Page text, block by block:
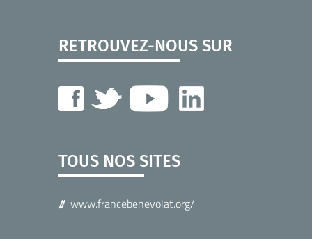
RETROUVEZ-NOUS SUR
TOUS NOS SITES
www.francebenevolat.org/